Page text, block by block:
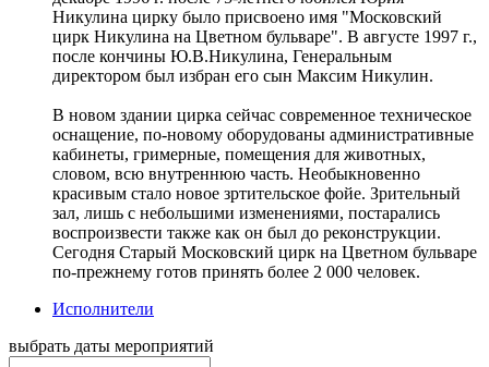
Никулина цирку было присвоено имя "Московский
цирк Никулина на Цветном бульваре". В августе 1997 г.,
после кончины Ю.В.Никулина, Генеральным
директором был избран его сын Максим Никулин.
В новом здании цирка сейчас современное техническое
оснащение, по-новому оборудованы административные
кабинеты, гримерные, помещения для животных,
словом, всю внутреннюю часть. Необыкновенно
красивым стало новое зртительское фойе. Зрительный
зал, лишь с небольшими изменениями, постарались
воспроизвести также как он был до реконструкции.
Сегодня Старый Московский цирк на Цветном бульваре
по-прежнему готов принять более 2 000 человек.
Исполнители
выбрать даты мероприятий